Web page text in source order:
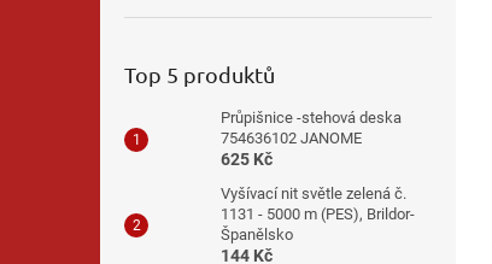
Top 5 produktů
Průpišnice -stehová deska
754636102 JANOME
625 Kč
Vyšívací nit světle zelená č.
1131 - 5000 m (PES), Brildor-
Španělsko
144 Kč